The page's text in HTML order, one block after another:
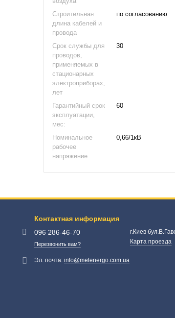
Строительная
длина кабелей и
провода
по согласованию
Срок службы для
проводов,
применяемых в
стационарных
электроприборах,
лет
30
Гарантийный срок
эксплуатации,
мес:
60
Номинальное
рабочее
напряжение
0,66/1кВ
Контактная информация
096 286-46-70
Перезвонить вам?
г.Киев
Карта проезда
Эл. почта:info@metenergo.com.ua